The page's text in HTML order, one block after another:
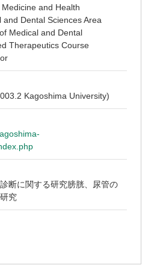
and Health
and Dental Sciences Area
Medical and Dental
Therapeutics Course
Kagoshima University)
断に関する研究膀胱、尿管の
究